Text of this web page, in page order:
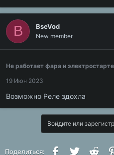
B BseVod
New member
Не работает фара и
19 Июн 2023
Возможно Реле здохла
Войдите или
Поделиться: FacebookTwitter